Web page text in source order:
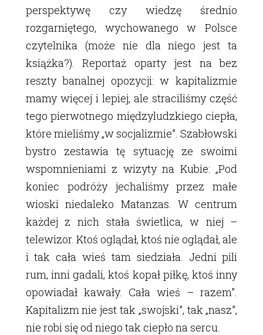
perspektywę czy wiedzę średnio
rozgarniętego, wychowanego w Polsce
czytelnika (może nie dla niego jest ta
książka?). Reportaż oparty jest na bez
reszty banalnej opozycji: w kapitalizmie
mamy więcej i lepiej, ale straciliśmy część
tego pierwotnego międzyludzkiego ciepła,
które mieliśmy „w socjalizmie”. Szabłowski
bystro zestawia tę sytuację ze swoimi
wspomnieniami z wizyty na Kubie: „Pod
koniec podróży jechaliśmy przez małe
wioski niedaleko Matanzas. W centrum
każdej z nich stała świetlica, w niej –
telewizor. Ktoś oglądał, ktoś nie oglądał, ale
i tak cała wieś tam siedziała. Jedni pili
rum, inni gadali, ktoś kopał piłkę, ktoś inny
opowiadał kawały. Cała wieś – razem”.
Kapitalizm nie jest tak „swojski”, tak „nasz”,
nie robi się od niego tak ciepło na sercu.